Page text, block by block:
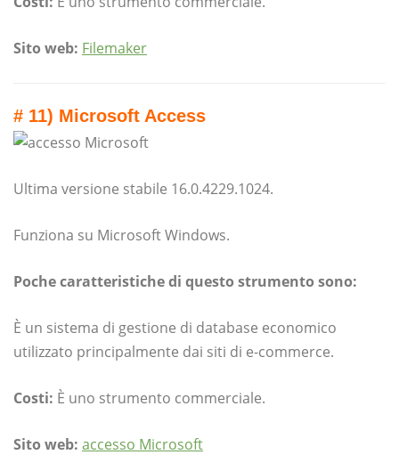
Sito web: Filemaker
# 11) Microsoft Access
Ultima versione stabile 16.0.4229.1024.
Funziona su Microsoft Windows.
Poche caratteristiche di questo strumento sono:
È un sistema di gestione di database economico
utilizzato principalmente dai siti di e-commerce.
Costi: È uno strumento commerciale.
Sito web: accesso Microsoft